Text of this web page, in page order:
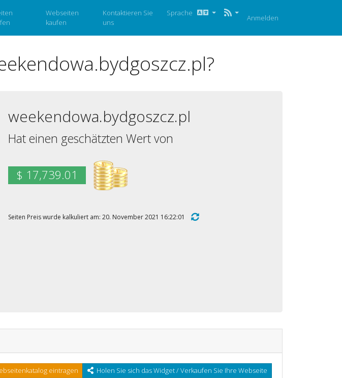
Webseiten
kaufen
Kontaktieren Sie
uns
Sprache
Anmelden
weekendowa.bydgoszcz.pl
Hat einen geschätzten Wert von
$ 17,739.01
Seiten Preis wurde kalkuliert am: 20. November 2021 16:22:01
eintragen
Holen Sie sich das Widget / Verkaufen Sie Ihre Webseite